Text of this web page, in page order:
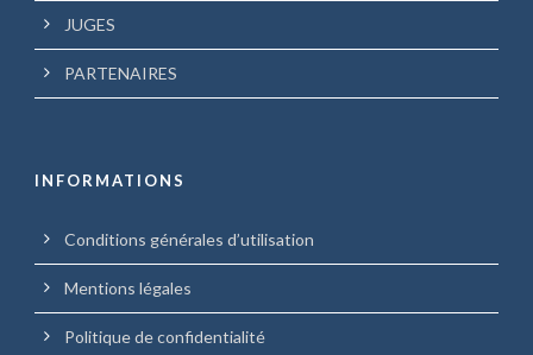
JUGES
PARTENAIRES
INFORMATIONS
Conditions générales d’utilisation
Mentions légales
Politique de confidentialité